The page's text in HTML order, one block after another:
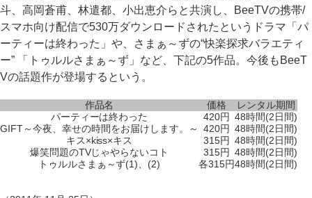
斗、高岡蒼甫、林遣都、小出恵介らと共演し、BeeTVの携帯/
スマホ向け配信で530万ダウンロードされたというドラマ「パ
ーティーは終わった」や、さまぁ～ずの“快楽探求バラエティ
ー” 「トゥルルさまぁ～ず」など、下記の5作品。今後もBeeT
Vの話題作が登場するという。
作品名 価格
レンタル期間
パーティーは終わった
420円 48時間(2日間)
GIFT～今夜、幸せの時間をお届けします。～
420円 48時間(2日間)
キス×kiss×キス
315円 48時間(2日間)
爆笑問題のTVじゃやらないコト
315円 48時間(2日間)
トゥルルさまぁ～ず(1)、(2)
各315円48時間(2日間)